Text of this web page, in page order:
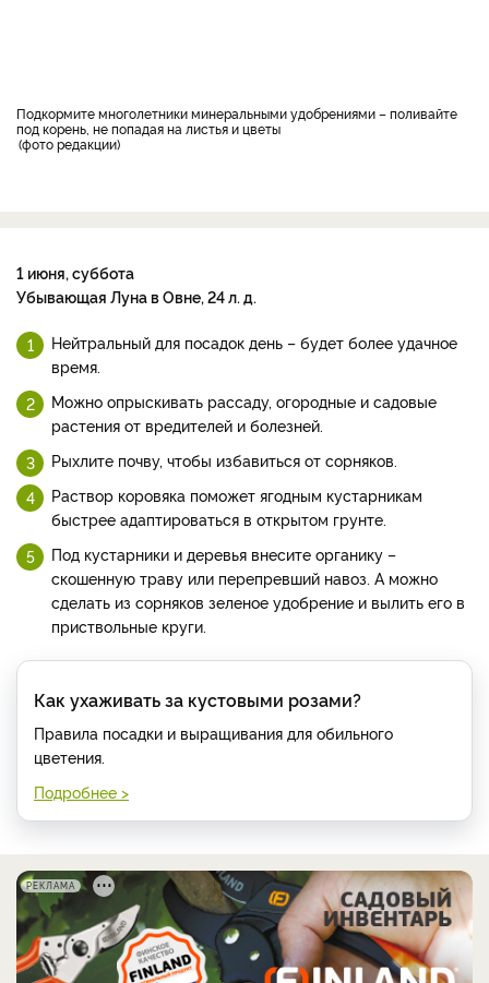
Подкормите многолетники минеральными удобрениями – поливайте
под корень, не попадая на листья и цветы
фото редакции
1 июня, суббота
Убывающая Луна в Овне, 24 л. д.
Нейтральный для посадок день – будет более удачное
время.
Можно опрыскивать рассаду, огородные и садовые
растения от вредителей и болезней.
Рыхлите почву, чтобы избавиться от сорняков.
Раствор коровяка поможет ягодным кустарникам
быстрее адаптироваться в открытом грунте.
Под кустарники и деревья внесите органику –
скошенную траву или перепревший навоз. А можно
сделать из сорняков зеленое удобрение и вылить его в
приствольные круги.
Как ухаживать за кустовыми розами?
Правила посадки и выращивания для обильного
цветения.
Подробнее >
РЕКЛАМА